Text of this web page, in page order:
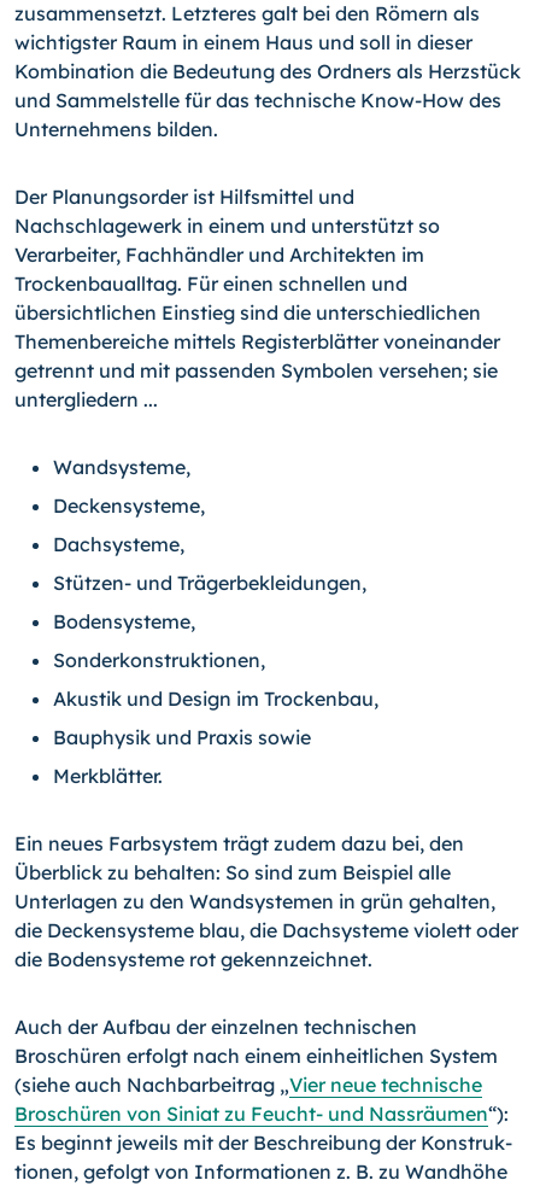
zusammensetzt. Letzteres galt bei den Römern als
wichtigster Raum in einem Haus und soll in dieser
Kombination die Bedeutung des Ordners als Herz­stück
und Sammelstelle für das technische Know-How des
Un­ternehmens bilden.
Der Planungsorder ist Hilfsmittel und
Nachschlagewerk in einem und unterstützt so
Verarbeiter, Fachhändler und Architekten im
Trockenbaualltag. Für einen schnellen und
übersichtlichen Einstieg sind die unterschiedlichen
Themenberei­che mittels Registerblätter voneinander
getrennt und mit passenden Symbolen verse­hen; sie
untergliedern ...
Wandsysteme,
Deckensysteme,
Dachsysteme,
Stützen- und Trägerbekleidungen,
Bodensysteme,
Sonderkonstruktionen,
Akustik und Design im Trockenbau,
Bauphysik und Praxis sowie
Merkblätter.
Ein neues Farbsystem trägt zudem dazu bei, den
Überblick zu behalten: So sind zum Beispiel alle
Unterlagen zu den Wandsystemen in grün gehalten,
die Deckensysteme blau, die Dachsysteme violett oder
die Bodensysteme rot gekennzeichnet.
Auch der Aufbau der einzelnen technischen
Broschüren erfolgt nach einem einheitli­chen System
(siehe auch Nachbarbeitrag „Vier neue technische
Broschüren von Siniat zu Feucht- und Nassräumen“):
Es beginnt jeweils mit der Beschreibung der Konstruk­
tionen, gefolgt von Informationen z. B. zu Wandhöhe